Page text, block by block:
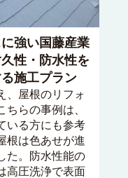
強い国藤産業
性・防水性を
施工プラン
、屋根のリフォ
らの事例は、
いる方にも参考
根は色あせが進
た。防水性能の
高圧洗浄で表面